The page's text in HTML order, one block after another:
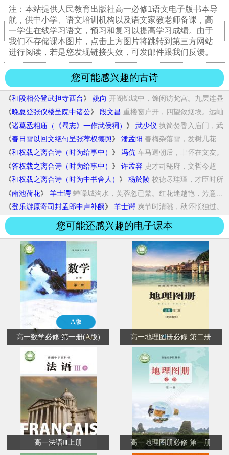
注：本站提供人民教育出版社高一必修1语文电子版书本导
航，供中小学、语文培训机构以及语文家教老师备课，高
一学生在线学习语文，预习和复习以提高学习成绩。由于
我们不存储课本图片，点击上方图片将跳转到第三方网站
进行阅读，若是您发现链接失效，可发邮件跟我们反馈。
您可能感兴趣的古诗
《和段相公登武担寺西台》 姚向 开阁锦城中，馀闲访梵宫。九层连昼
景，万象...
《晚夏登张仪楼呈院中诸公》 段文昌 重楼窗户开，四望敛烟埃。远岫
林端出，清波...
《诸葛丞相庙（《蜀志》一作武侯祠） 》 武少仪 执简焚香入庙门，武
侯神象俨如存。因机定蜀...
《春日雪以回文绝句呈张荐权德舆》 潘孟阳 春梅杂落雪，发树几花
开。真须尽兴饮，仁里...
《和权载之离合诗（时为给事中） 》 冯伉 车马退朝后，聿怀在文友。
动词宗伯雄，重美...
《答权载之离合诗（时为给事中） 》 许孟容 史才司秘府，文哲今超
古。亦有擅风骚，六联...
《和权载之离合诗（时为中书舍人） 》 杨於陵 校德尽珪璋，才臣时所
扬。放情寄文律，方茂...
《南池荷花》 羊士谔 蝉噪城沟水，芙蓉忽已繁。红花迷越艳，芳意...
《登乐游原寄司封孟郎中卢补阙 》 羊士谔 爽节时清眺，秋怀怅独过。
神皋值宿雨，曲水...
您可能还感兴趣的电子课本
A版
高一数学必修 第一册(A版)
高一地理图册必修 第二册
高一法语Ⅲ上册 高一地理图册必修 第一册